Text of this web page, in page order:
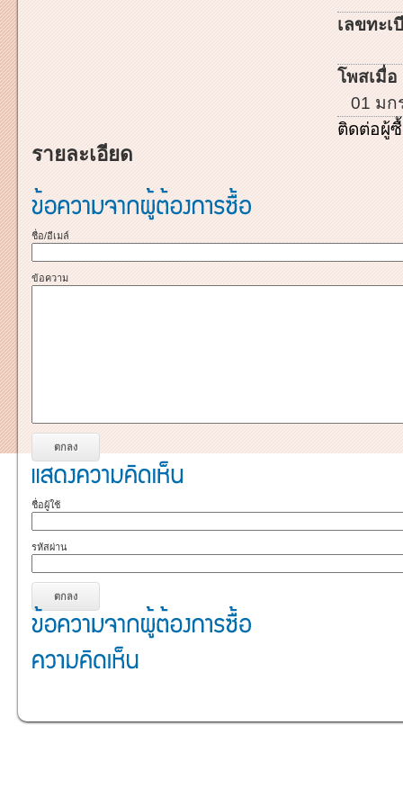
เลขทะเ
โพสเมื่อ
01 มก
ติดต่อผู้
รายละเอียด
ชื่อ/อีเมล์
ข้อความ
ชื่อผู้ใช้
รหัสผ่าน